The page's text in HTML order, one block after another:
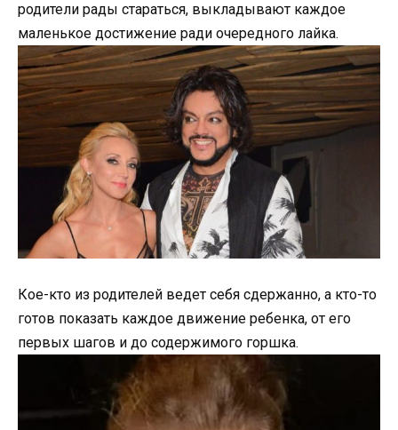
родители рады стараться, выкладывают каждое
маленькое достижение ради очередного лайка.
Кое-кто из родителей ведет себя сдержанно, а кто-то
готов показать каждое движение ребенка, от его
первых шагов и до содержимого горшка.